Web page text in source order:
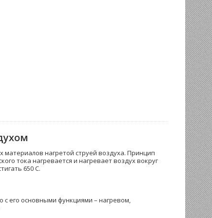
нагретой струей воздуха. Принцип
тока нагревается и нагревает воздух вокруг
650 С.
с его основными функциями – нагревом,